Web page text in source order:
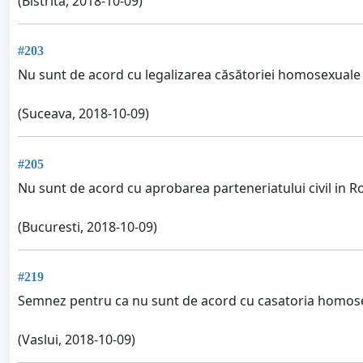
#203
Nu sunt de acord cu legalizarea căsătoriei homosexuale
(Suceava, 2018-10-09)
#205
Nu sunt de acord cu aprobarea parteneriatului civil in
(Bucuresti, 2018-10-09)
#219
Semnez pentru ca nu sunt de acord cu casatoria
(Vaslui, 2018-10-09)